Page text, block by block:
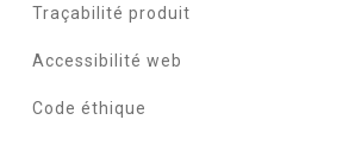
Traçabilité produit
Accessibilité web
Code éthique